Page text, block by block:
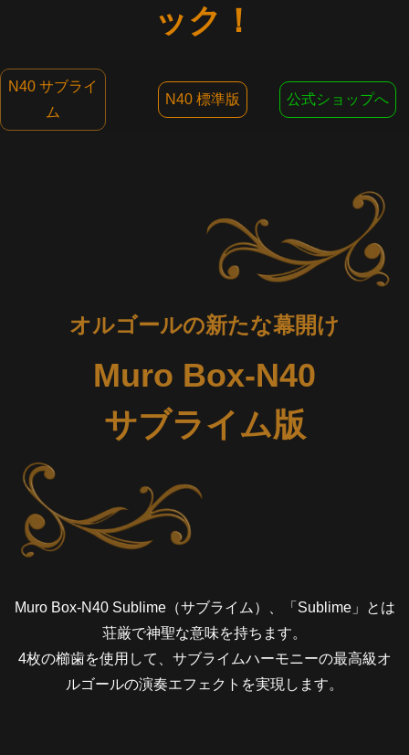
ック！
N40 サブライ
ム
N40 標準版 公式ショップへ
オルゴールの新たな幕開け
Muro Box-N40
サブライム版
Muro Box-N40 Sublime（サブライム）、「Sublime」とは
荘厳で神聖な意味を持ちます。
4枚の櫛歯を使用して、サブライムハーモニーの最高級オ
ルゴールの演奏エフェクトを実現します。